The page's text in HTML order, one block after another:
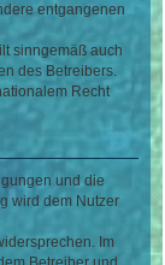
entgangenen
sinngemäß auch
des Betreibers.
Recht
und die
wird dem Nutzer
Im